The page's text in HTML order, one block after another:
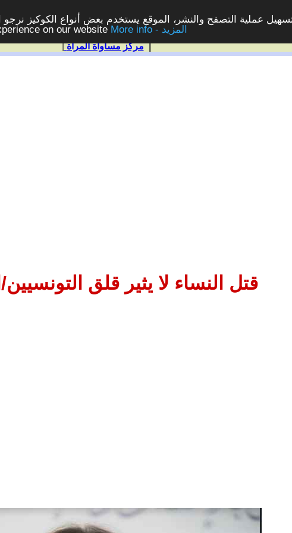
عملية التصفح والنشر، الموقع يستخدم بعض أنواع الكوكيز
on our website
More info - المزيد
| مركز مساواة المرأة|
قتل النساء لا يثير قلق